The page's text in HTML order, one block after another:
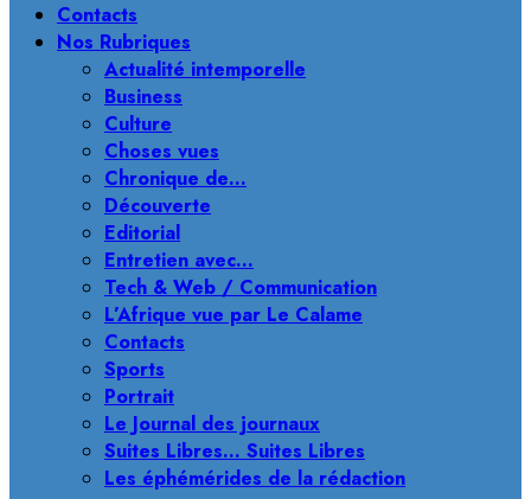
Contacts
Nos Rubriques
Actualité intemporelle
Business
Culture
Choses vues
Chronique de…
Découverte
Editorial
Entretien avec…
Tech & Web / Communication
L’Afrique vue par Le Calame
Contacts
Sports
Portrait
Le Journal des journaux
Suites Libres… Suites Libres
Les éphémérides de la rédaction